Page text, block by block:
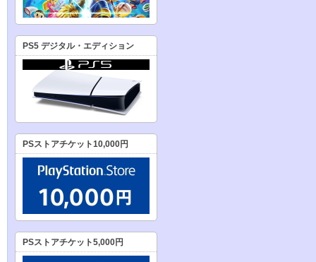
PS5 デジタル・エディション
PSストアチケット10,000円
PSストアチケット5,000円